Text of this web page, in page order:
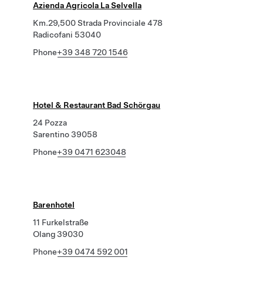
Azienda Agricola La Selvella
Km.29,500 Strada Provinciale 478
Radicofani 53040
Phone+39 348 720 1546
Hotel & Restaurant Bad Schörgau
24 Pozza
Sarentino 39058
Phone+39 0471 623048
Barenhotel
11 Furkelstraße
Olang 39030
Phone+39 0474 592 001